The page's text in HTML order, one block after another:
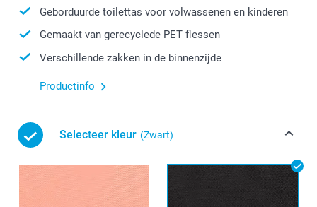
Geborduurde toilettas voor volwassenen en kinderen
Gemaakt van gerecyclede PET flessen
Verschillende zakken in de binnenzijde
Productinfo
Selecteer kleur (Zwart)